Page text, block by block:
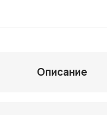
Описание